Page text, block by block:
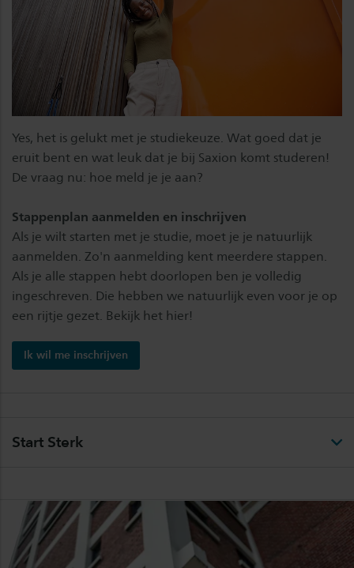
Yes, het is gelukt met je studiekeuze. Wat goed dat je
eruit bent en wat leuk dat je bij Saxion komt studeren!
De vraag nu: hoe meld je je aan?
Stappenplan aanmelden en inschrijven
Als je wilt starten met je studie, moet je je natuurlijk
aanmelden. Zo'n aanmelding kent meerdere stappen.
Als je alle stappen hebt doorlopen ben je volledig
ingeschreven. Die hebben we natuurlijk even voor je op
een rijtje gezet. Bekijk het hier!
Ik wil me inschrijven
Start Sterk